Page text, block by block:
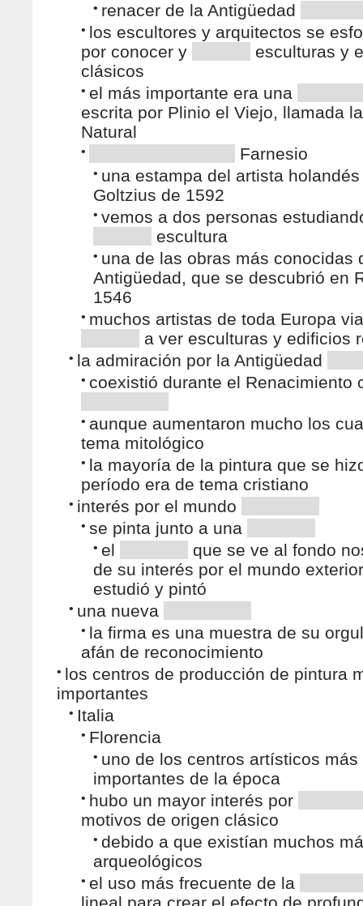
• renacer de la Antigüedad
• los escultores y arquitectos se
por conocer y
esculturas y
clásicos
• el más importante era una
escrita por Plinio el Viejo, llamada
Natural
• Farnesio
• una estampa del artista
Goltzius de 1592
• vemos a dos personas
escultura
• una de las obras más conocidas
Antigüedad, que se descubrió en
1546
• muchos artistas de toda Europa
a ver esculturas y edificios
• la admiración por la Antigüedad
• coexistió durante el Renacimiento
• aunque aumentaron mucho los
tema mitológico
• la mayoría de la pintura que se
período era de tema cristiano
• interés por el mundo
• se pinta junto a una
• el
que se ve al fondo
de su interés por el mundo
estudió y pintó
• una nueva
• la firma es una muestra de su
afán de reconocimiento
• los centros de producción de pintura
importantes
• Italia
• Florencia
• uno de los centros artísticos más
importantes de la época
• hubo un mayor interés por
motivos de origen clásico
• debido a que existían muchos
arqueológicos
• el uso más frecuente de la